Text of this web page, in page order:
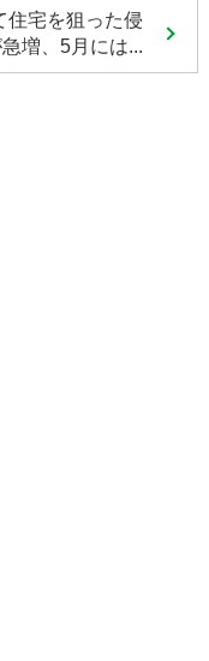
住宅を狙った侵
増、5月には...